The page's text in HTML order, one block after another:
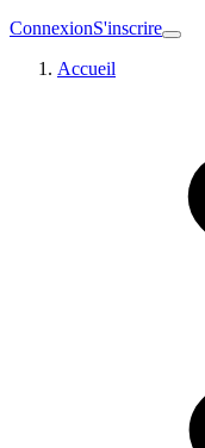
ConnexionS'inscrire
Accueil